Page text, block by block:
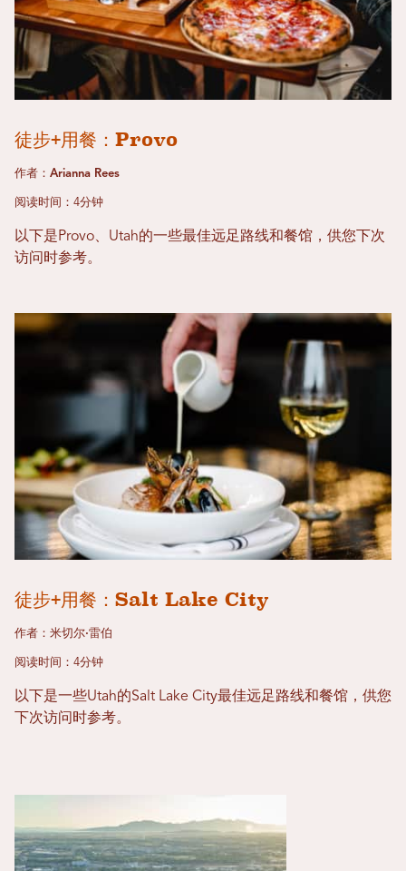
徒步+用餐：Provo
作者：Arianna Rees
阅读时间：4分钟
以下是Provo、Utah的一些最佳远足路线和餐馆，供您下次
访问时参考。
徒步+用餐：Salt Lake City
作者：米切尔·雷伯
阅读时间：4分钟
以下是一些Utah的Salt Lake City最佳远足路线和餐馆，供您
下次访问时参考。